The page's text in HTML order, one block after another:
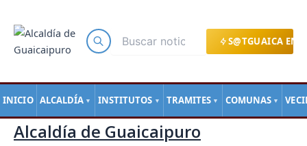
S@TGUAICA EN
INICIO ALCALDÍA ▼ INSTITUTOS ▼ TRAMITES ▼ COMUNAS ▼
contenido
Alcaldía de Guaicaipuro
de
entradas